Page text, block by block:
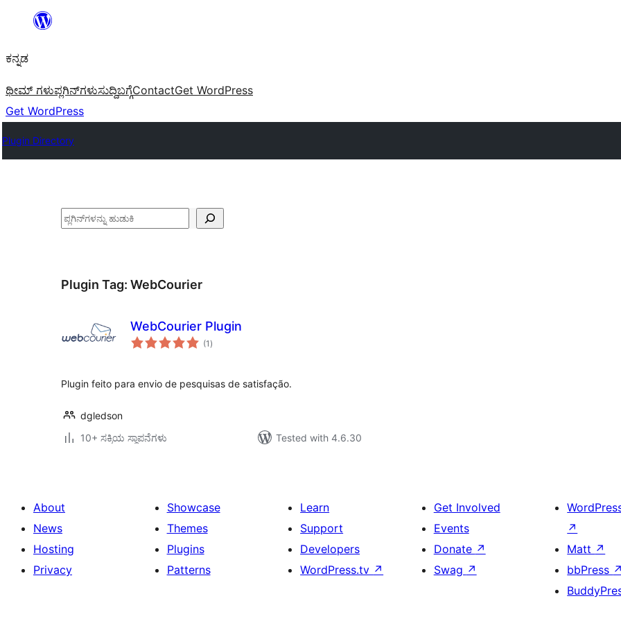
ವಿಷಯಕ್ಕೆ
ಕನ್ನಡ
ಥೀಮ್ ಗಳುಪ್ಲಗಿನ್‌ಗಳುಸುದ್ದಿಬಗ್ಗೆContactGet WordPress
Get WordPress
Plugin Directory
ಹುಡುಕು
Plugin Tag: WebCourier
WebCourier Plugin
(1 total
ratings
)
Plugin feito para envio de pesquisas de satisfação.
dgledson
10+ ಸಕ್ರಿಯ ಸ್ಥಾಪನೆಗಳು
Tested with 4.6.30
About
News
Hosting
Privacy
Showcase
Themes
Plugins
Patterns
Learn
Support
Developers
WordPress.tv ↗
Get Involved
Events
Donate ↗
Swag ↗
↗
Matt ↗
bbPress ↗